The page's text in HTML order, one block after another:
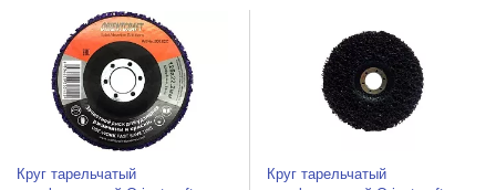
Круг тарельчатый
Круг тарельчатый